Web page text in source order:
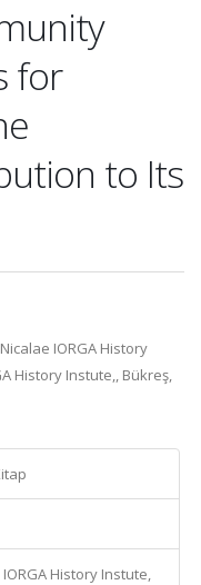
for
to Its
IORGA History
History Instute,, Bükreş,
History Instute,